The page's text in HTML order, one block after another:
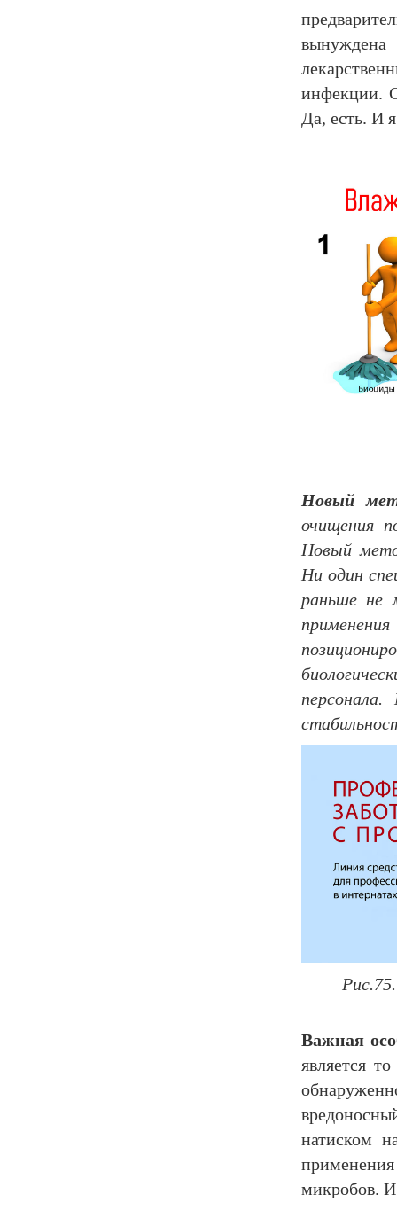
инфекции.
Да, есть. И
Новый
очищения
Новый
Ни один
раньше не
Важная
является
натиском
микробов.